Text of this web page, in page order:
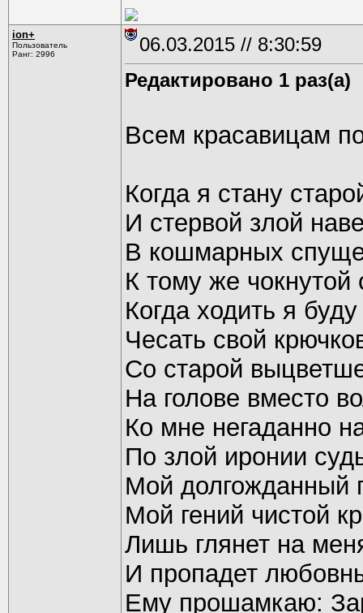
ion+
Пользователь
Ранг: 2996
06.03.2015 // 8:30:59
Редактировано 1 раз(а)
Всем красавицам
Когда я стану
И стервой злой
В кошмарных
К тому же чокнутой
Когда ходить я
Чесать свой
Со старой
На голове вместо
Ко мне негаданно
По злой иронии
Мой долгожданный
Мой гений чистой
Лишь глянет на
И пропадет
Ему прошамкаю: